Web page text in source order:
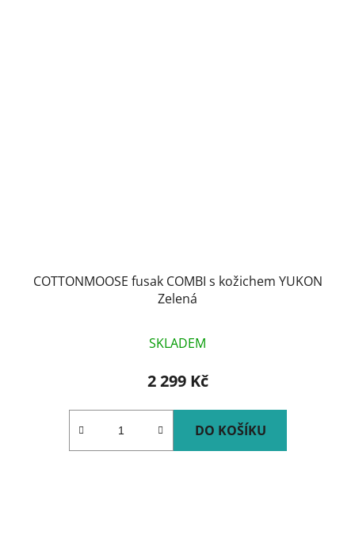
COTTONMOOSE fusak COMBI s kožichem YUKON
Zelená
SKLADEM
2 299 Kč
DO KOŠÍKU